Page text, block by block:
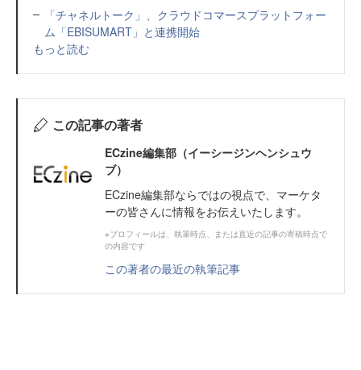
「チャネルトーク」、クラウドコマースプラットフォー
ム「EBISUMART」と連携開始
もっと読む
この記事の著者
ECzine編集部（イーシージンヘンシュウ
ブ）
ECzine編集部ならではの視点で、マーケタ
ーの皆さんに情報をお伝えいたします。
※プロフィールは、執筆時点、または直近の記事の寄稿時点で
の内容です
この著者の最近の執筆記事